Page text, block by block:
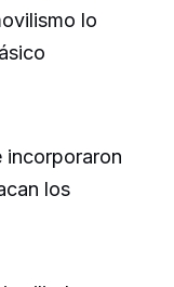
lo
incorporaron
los